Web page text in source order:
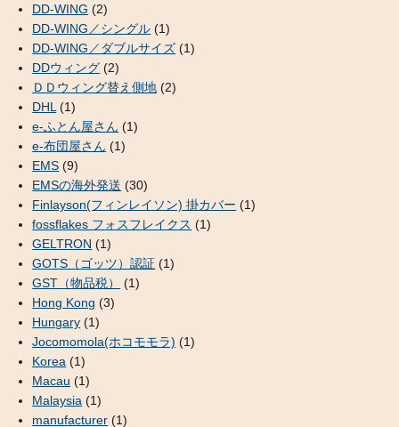
DD-WING (2)
DD-WING／シングル (1)
DD-WING／ダブルサイズ (1)
DDウィング (2)
ＤＤウィング替え側地 (2)
DHL (1)
e-ふとん屋さん (1)
e-布団屋さん (1)
EMS (9)
EMSの海外発送 (30)
Finlayson(フィンレイソン) 掛カバー (1)
fossflakes フォスフレイクス (1)
GELTRON (1)
GOTS（ゴッツ）認証 (1)
GST（物品税）
(1)
Hong Kong (3)
Hungary (1)
Jocomomola(ホコモモラ) (1)
Korea (1)
Macau (1)
Malaysia (1)
manufacturer (1)